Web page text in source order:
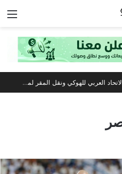
سلطنة عُمان تفوز برئاسة الاتحاد العربي للهوكي ونقل المقر لمسقط